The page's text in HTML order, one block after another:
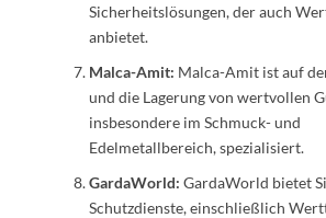
Sicherheitslösungen, der auch
anbietet.
Malca-Amit: Malca-Amit ist auf
und die Lagerung von wertvollen
insbesondere im Schmuck- und
Edelmetallbereich, spezialisiert.
GardaWorld: GardaWorld bietet
Schutzdienste, einschließlich